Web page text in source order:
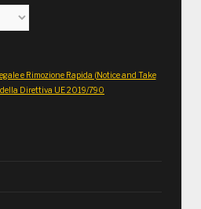
e Rimozione Rapida (Notice and Take
della Direttiva UE 2019/790